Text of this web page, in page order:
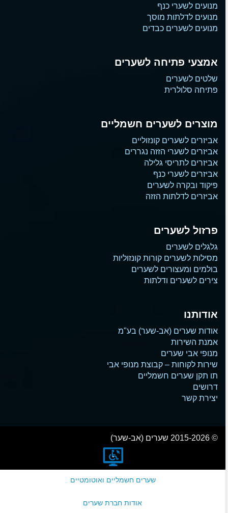
מנועים לשערי כנף
מנועים לדלתות מוסך
מנועים לשערים כבדים
אמצעי פתיחה לשערים
שלטים לשערים
פתיחה סלולרית
מוצרים לשערים חשמליים
אביזרים לשערים קונזוליים
אביזרים לשערי הזזה נגררים
אביזרים לתריסי גלילה
אביזרים לשערי כנף
פיקוד ובקרה לשערים
אביזרים לדלתות הזזה
פרזול לשערים
גלגלים לשערים
מסילות לשערים קורות קונזוליות
בולמים ומעצורים לשערים
צירים לשערים ודלתות
אודותנו
אודות שערים (אב-שער) בע"מ
אמנת השירות
מנופי אבי שערים
שירות לקוחות – קבוצת מנופי אבי
תו תקן שערים חשמליים
דרושים
יצירת קשר
© 2015-2026 שערים (אב-שער)
שערים חשמליים ואוטומטיים
אודות חברת שערים